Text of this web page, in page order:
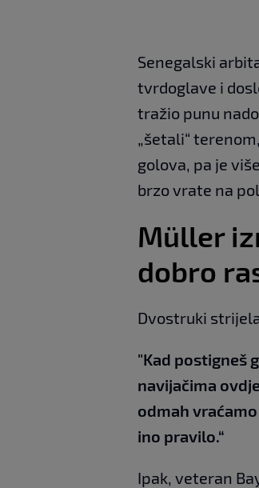
Senegalski
tvrdoglave i
tražio punu
„šetali“
golova, pa je
brzo vrate na
Müller
dobro
Dvostruki
"Kad postigneš
navijačima
odmah
ino pravilo.“
Ipak, veteran